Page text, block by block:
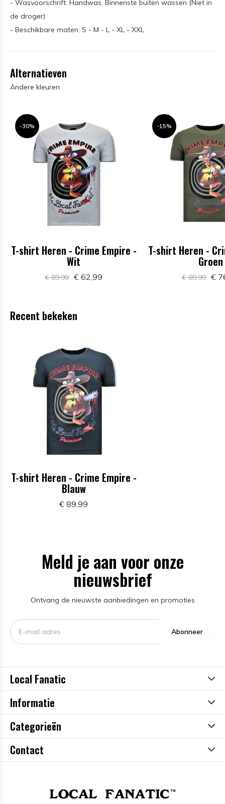
- Wasvoorschrift: Handwas, Binnenste buiten wassen (Niet in
de droger)
- Beschikbare maten: S - M - L - XL - XXL
Alternatieven
Andere kleuren
-30%
T-shirt Heren - Crime Empire -
Wit
€ 89,99 € 62,99
-15%
T-shirt Heren -
Groen
€ 89,99 €
Recent bekeken
T-shirt Heren - Crime Empire -
Blauw
€ 89,99
Meld je aan voor onze
nieuwsbrief
Ontvang de nieuwste aanbiedingen en promoties
Abonneer
Local Fanatic
Informatie
Categorieën
Contact